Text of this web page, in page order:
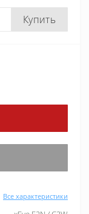
Купить
Все характеристики